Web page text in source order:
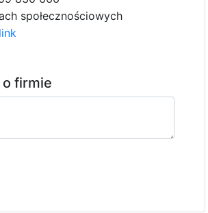
społecznościowych
link
o firmie